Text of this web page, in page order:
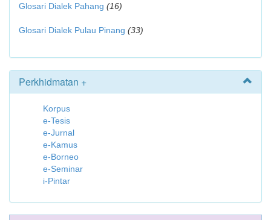
Glosari Dialek Pahang (16)
Glosari Dialek Pulau Pinang (33)
Perkhidmatan +
Korpus
e-Tesis
e-Jurnal
e-Kamus
e-Borneo
e-Seminar
i-Pintar